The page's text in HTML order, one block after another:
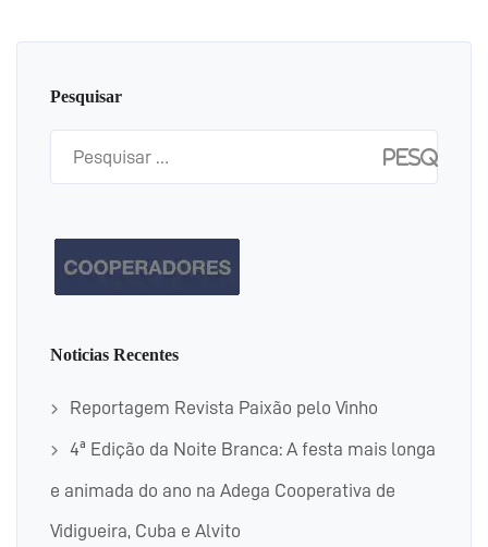
Pesquisar
Noticias Recentes
Reportagem Revista Paixão pelo Vinho
4ª Edição da Noite Branca: A festa mais longa
e animada do ano na Adega Cooperativa de
Vidigueira, Cuba e Alvito